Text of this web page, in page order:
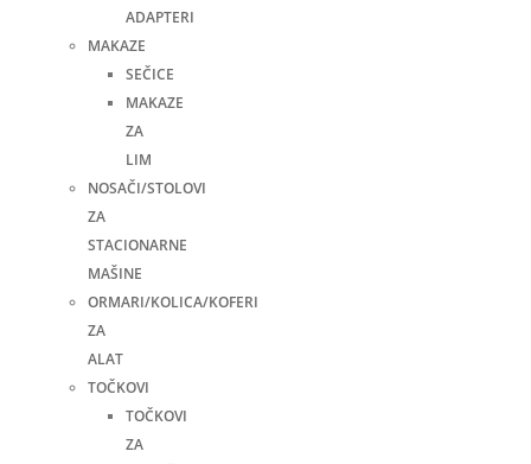
ADAPTERI
MAKAZE
SEČICE
MAKAZE
ZA
LIM
NOSAČI/STOLOVI
ZA
STACIONARNE
MAŠINE
ORMARI/KOLICA/KOFERI
ZA
ALAT
TOČKOVI
TOČKOVI
ZA